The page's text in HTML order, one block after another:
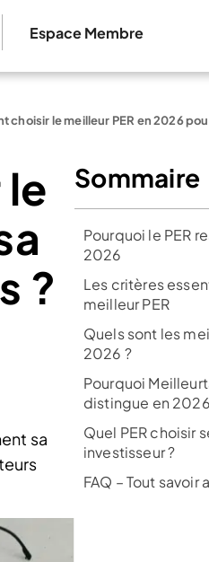
Espace Membre
choisir le meilleur PER en 2026
?
sa
Sommaire
Pourquoi le PER
2026
Les critères
meilleur PER
Quels sont les
2026 ?
Pourquoi
distingue en 2026
Quel PER choisir
investisseur ?
FAQ – Tout savoir